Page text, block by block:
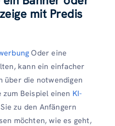
mit Predis
Oder eine
kann ein einfacher
über die notwendigen
Beispiel einen KI-
zu den Anfängern
möchten, wie es geht,